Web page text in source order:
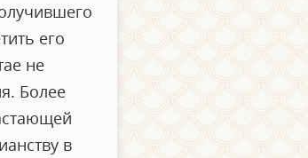
его
не
Более
в